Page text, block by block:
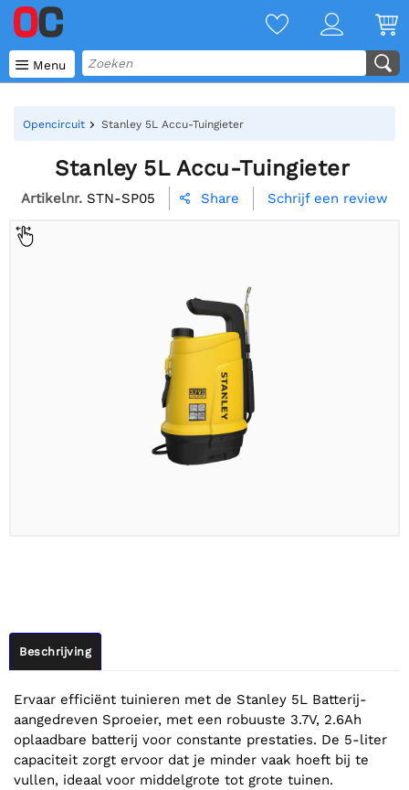
 Menu
Opencircuit Stanley 5L Accu-Tuingieter
Stanley 5L Accu-Tuingieter
Artikelnr. STN-SP05  Share Schrijf een review
Beschrijving
Ervaar efficiënt tuinieren met de Stanley 5L Batterij-
aangedreven Sproeier, met een robuuste 3.7V, 2.6Ah
oplaadbare batterij voor constante prestaties. De 5-liter
capaciteit zorgt ervoor dat je minder vaak hoeft bij te
vullen, ideaal voor middelgrote tot grote tuinen.